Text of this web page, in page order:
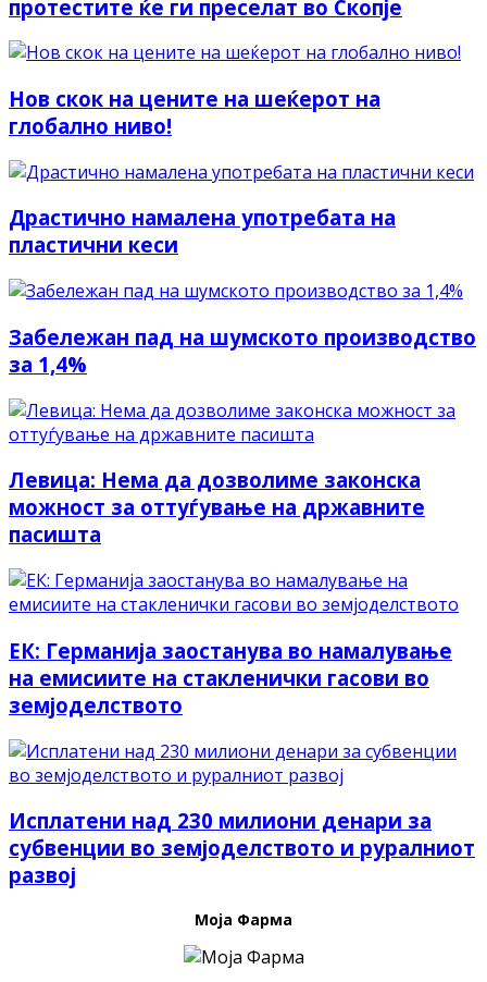
протестите ќе ги преселат во Скопје
Нов скок на цените на шеќерот на
глобално ниво!
Драстично намалена употребата на
пластични кеси
Забележан пад на шумското производство
за 1,4%
Левица: Нема да дозволиме законска
можност за оттуѓување на државните
пасишта
ЕК: Германија заостанува во намалување
на емисиите на стакленички гасови во
земјоделството
Исплатени над 230 милиони денари за
субвенции во земјоделството и руралниот
развој
Моја Фарма